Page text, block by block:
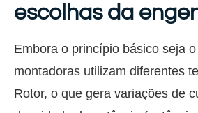
escolhas da
Embora o princípio básico seja
montadoras utilizam diferentes
Rotor, o que gera variações de